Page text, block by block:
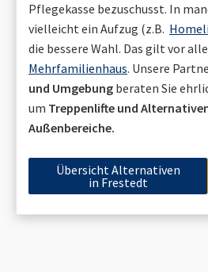
Pflegekasse bezuschusst. In
vielleicht ein Aufzug (z.B.
die bessere Wahl. Das gilt vor
Mehrfamilienhaus. Unsere
und Umgebung beraten Sie
um Treppenlifte und
Außenbereiche.
Übersicht Alternativen
in Frestedt